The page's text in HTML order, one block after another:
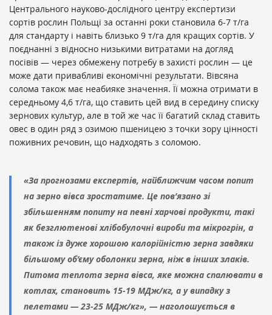
Центрального науково-дослідного центру експертизи
сортів рослин Польщі за останні роки становила 6-7 т/га
для стандарту і навіть близько 9 т/га для кращих сортів. У
поєднанні з відносно низькими витратами на догляд
посівів — через обмежену потребу в захисті рослин — це
може дати привабливі економічні результати. Вівсяна
солома також має неабияке значення. Її можна отримати в
середньому 4,6 т/га, що ставить цей вид в середину списку
зернових культур, але в той же час її багатий склад ставить
овес в один ряд з озимою пшеницею з точки зору цінності
поживних речовин, що надходять з соломою.
«За прогнозами експертів, найближчим часом попит
на зерно вівса зростатиме. Це пов’язано зі
збільшенням попиту на певні харчові продукти, такі
як безглютенові хлібобулочні вироби та мікрогрін, а
також із дуже хорошою калорійністю зерна завдяки
більшому об’єму оболонки зерна, ніж в інших злаків.
Питома теплота зерна вівса, яке можна спалювати в
котлах, становить 15-19 МДж/кг, а у випадку з
пелетами — 23-25 ​​МДж/кг», — наголошується в